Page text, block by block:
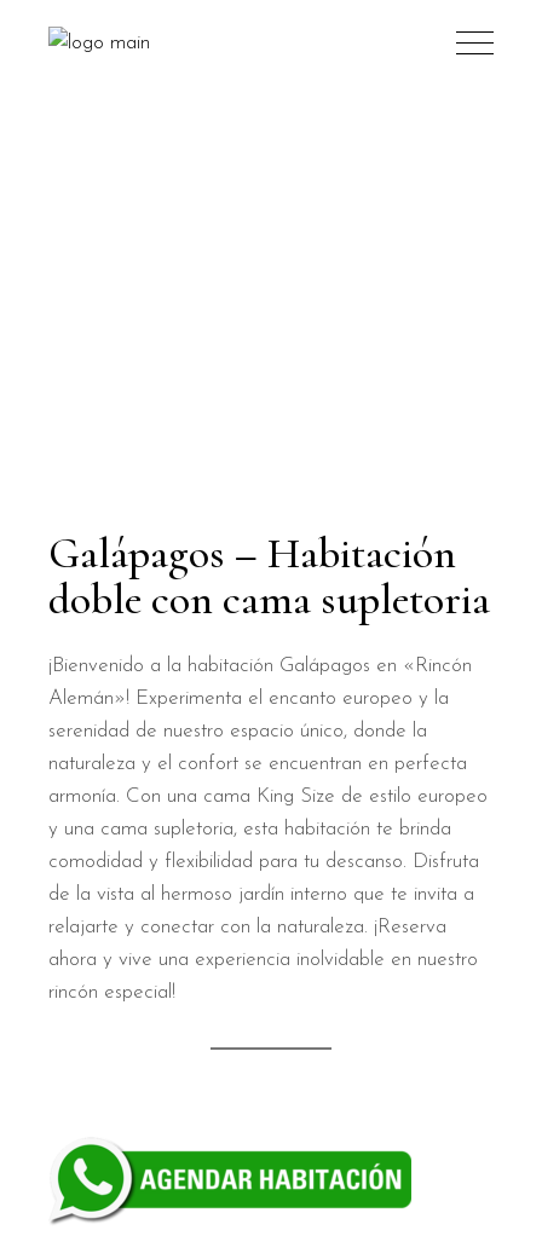
Galápagos – Habitación
doble con cama supletoria
¡Bienvenido a la habitación Galápagos en «Rincón
Alemán»! Experimenta el encanto europeo y la
serenidad de nuestro espacio único, donde la
naturaleza y el confort se encuentran en perfecta
armonía. Con una cama King Size de estilo europeo
y una cama supletoria, esta habitación te brinda
comodidad y flexibilidad para tu descanso. Disfruta
de la vista al hermoso jardín interno que te invita a
relajarte y conectar con la naturaleza. ¡Reserva
ahora y vive una experiencia inolvidable en nuestro
rincón especial!